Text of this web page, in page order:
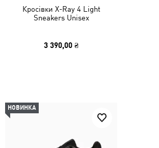
Кросівки X-Ray 4 Light
Sneakers Unisex
3 390,00 ₴
НОВИНКА